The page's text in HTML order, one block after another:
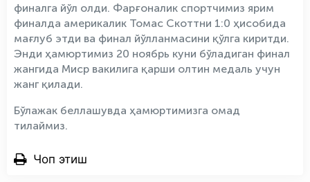
финалга йўл олди. Фарғоналик спортчимиз ярим
финалда америкалик Томас Скоттни 1:0 ҳисобида
мағлуб этди ва финал йўлланмасини қўлга киритди.
Энди ҳамюртимиз 20 ноябрь куни бўладиган финал
жангида Миср вакилига қарши олтин медаль учун
жанг қилади.
Бўлажак беллашувда ҳамюртимизга омад
тилаймиз.
Чоп этиш